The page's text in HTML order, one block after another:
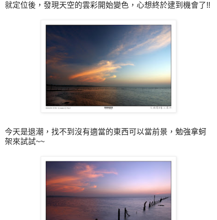
就定位後，發現天空的雲彩開始變色，心想終於逮到機會了!!
今天是退潮，找不到沒有適當的東西可以當前景，勉強拿蚵
架來試試~~